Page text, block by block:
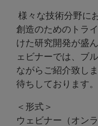
様々な技術分野に
創造のためのトラ
けた研究開発が盛
ェビナーでは、ブ
ながらご紹介致し
待ちしております。
＜形式＞
ウェビナー（オン